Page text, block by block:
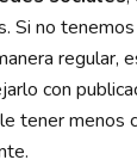
Si no
regular,
con
tener menos